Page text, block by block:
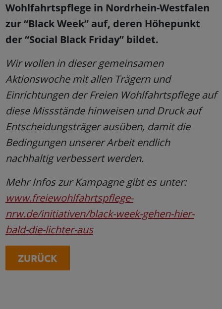
Wohlfahrtspflege in Nordrhein-Westfalen
zur “Black Week” auf, deren Höhepunkt
der “Social Black Friday” bildet.
Wir wollen in dieser gemeinsamen
Aktionswoche mit allen Trägern und
Einrichtungen der Freien Wohlfahrtspflege auf
diese Missstände hinweisen und Druck auf
Entscheidungsträger ausüben, damit die
Bedingungen unserer Arbeit endlich
nachhaltig verbessert werden.
Mehr Infos zur Kampagne gibt es unter:
www.freiewohlfahrtspflege-
nrw.de/initiativen/black-week-gehen-hier-
bald-die-lichter-aus
ZURÜCK